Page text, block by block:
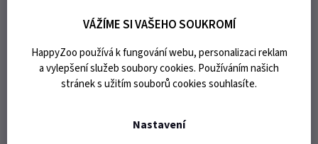
VÁŽÍME SI VAŠEHO SOUKROMÍ
HappyZoo používá k fungování webu, personalizaci reklam
a vylepšení služeb soubory cookies. Používáním našich
stránek s užitím souborů cookies souhlasíte.
Nastavení